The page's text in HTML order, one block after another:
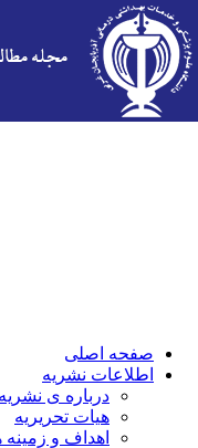
صفحه اصلی
اطلاعات نشریه
درباره ی نشریه
هیات تحریریه
اهداف و زمینه ها